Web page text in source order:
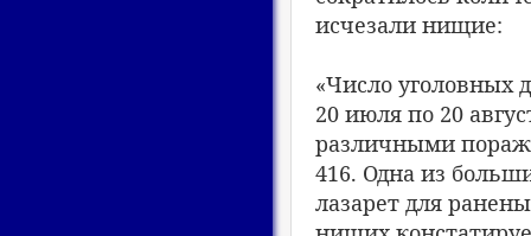
исчезали нищие:
«Число уголовных
20 июля по 20
различными
416. Одна из
лазарет для